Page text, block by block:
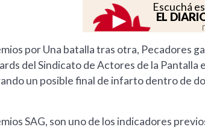
Escuchá
EL
por Una batalla tras otra, Pecadores
del Sindicato de Actores de la Pantalla
un posible final de infarto dentro de
SAG, son uno de los indicadores